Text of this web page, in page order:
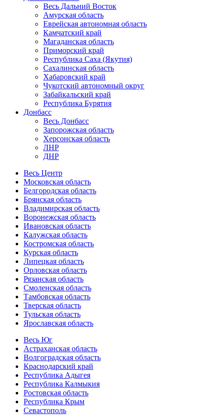
Весь Дальний Восток
Амурская область
Еврейская автономная область
Камчатский край
Магаданская область
Приморский край
Республика Саха (Якутия)
Сахалинская область
Хабаровский край
Чукотский автономный округ
Забайкальский край
Республика Бурятия
Донбасс
Весь Донбасс
Запорожская область
Херсонская область
ЛНР
ДНР
Весь Центр
Московская область
Белгородская область
Брянская область
Владимирская область
Воронежская область
Ивановская область
Калужская область
Костромская область
Курская область
Липецкая область
Орловская область
Рязанская область
Смоленская область
Тамбовская область
Тверская область
Тульская область
Ярославская область
Весь Юг
Астраханская область
Волгоградская область
Краснодарский край
Республика Адыгея
Республика Калмыкия
Ростовская область
Республика Крым
Севастополь